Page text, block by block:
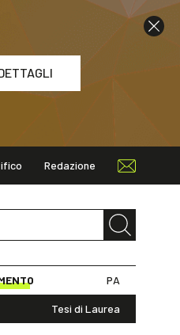
Redazione
PA
Tesi di Laurea